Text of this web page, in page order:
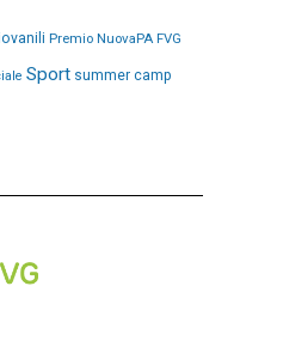
Premio NuovaPA FVG
Sport summer camp